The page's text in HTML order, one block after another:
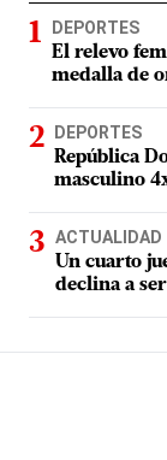
DEPORTES
El relevo
medalla de
DEPORTES
República
masculino
ACTUALIDAD
Un cuarto
declina a